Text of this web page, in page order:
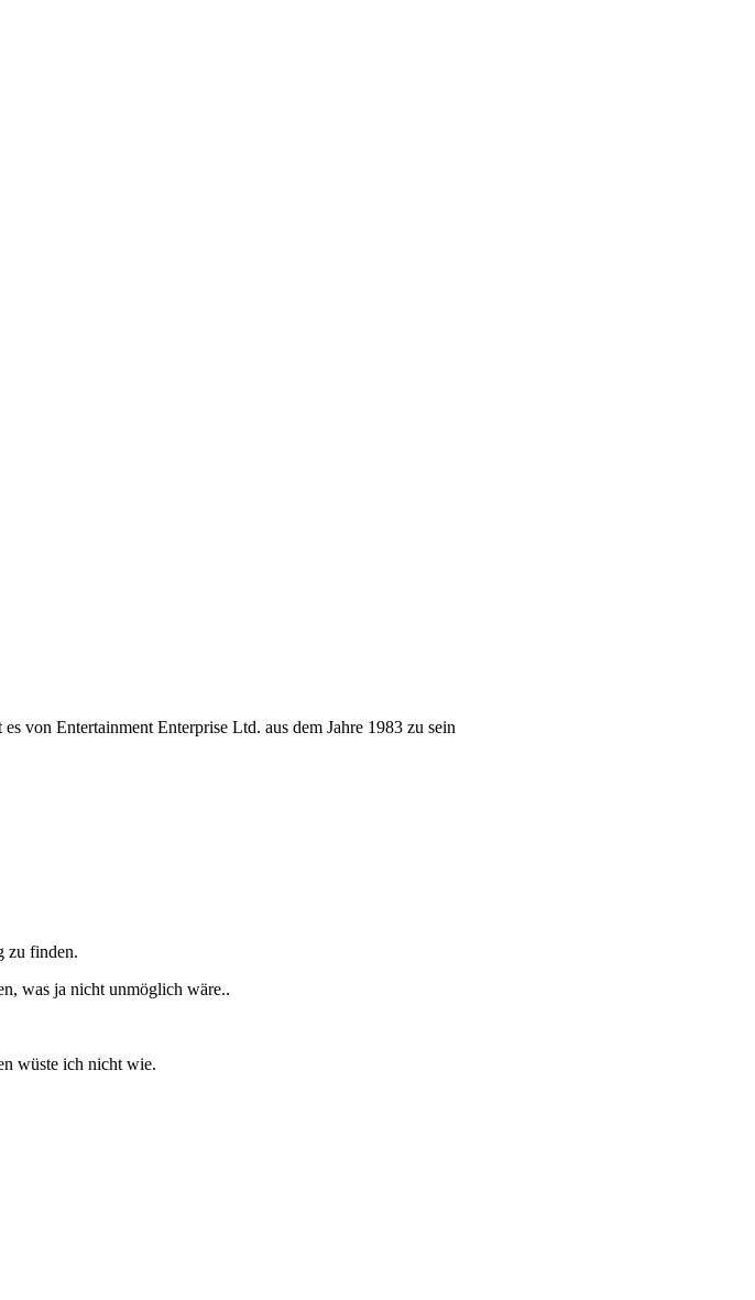
von Entertainment Enterprise Ltd. aus dem Jahre 1983 zu sein
zu finden.
was ja nicht unmöglich wäre..
wüste ich nicht wie.